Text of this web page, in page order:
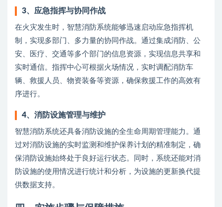
3、 应急指挥与协同作战
在火灾发生时，智慧消防系统能够迅速启动应急指挥机
制，实现多部门、多力量的协同作战。通过集成消防、公
安、医疗、交通等多个部门的信息资源，实现信息共享和
实时通信。指挥中心可根据火场情况，实时调配消防车
辆、救援人员、物资装备等资源，确保救援工作的高效有
序进行。
4、 消防设施管理与维护
智慧消防系统还具备消防设施的全生命周期管理能力。通
过对消防设施的实时监测和维护保养计划的精准制定，确
保消防设施始终处于良好运行状态。同时，系统还能对消
防设施的使用情况进行统计和分析，为设施的更新换代提
供数据支持。